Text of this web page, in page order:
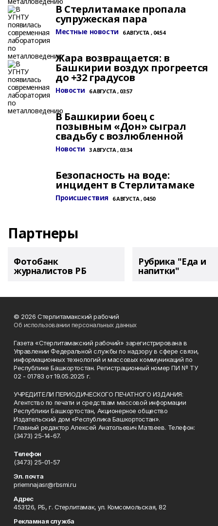
В Стерлитамаке пропала
супружеская пара
Местные новости 6 АВГУСТА , 04:54
Жара возвращается: в
Башкирии воздух прогреется
до +32 градусов
Новости 6 АВГУСТА , 03:57
В Башкирии боец с
позывным «Дон» сыграл
свадьбу с возлюбленной
Новости 3 АВГУСТА , 03:34
Безопасность на воде:
инцидент в Стерлитамаке
Происшествия 6 АВГУСТА , 04:50
Партнеры
Фотобанк
журналистов РБ
Рубрика "Еда и
напитки"
© 2026 Стерлитамакский рабочий
Об использовании персональных данных
Газета «Стерлитамакский рабочий» зарегистрирована в
Управлении Федеральной службы по надзору в сфере связи,
информационных технологий и массовых коммуникаций по
Республике Башкортостан. Регистрационный номер ПИ № ТУ
02 - 01783 от 19.05.2025 г.
УЧРЕДИТЕЛИ ПЕРИОДИЧЕСКОГО ПЕЧАТНОГО ИЗДАНИЯ:
Агентство по печати и средствам массовой информации
Республики Башкортостан, Акционерное общество
Издательский дом «Республика Башкортостан».
Главный редактор Алексей Анатольевич Матвеев. Телефон:
(3473) 25-14-67.
Телефон
(3473) 25-01-57
Эл. почта
priemnajasr@rbsmi.ru
Адрес
453126, РБ, г. Стерлитамак, ул. Комсомольская, 82
Рекламная служба